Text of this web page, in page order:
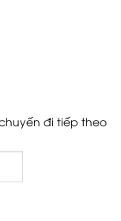
đi tiếp theo